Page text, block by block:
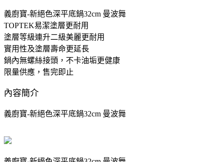
義廚寶-新絕色深平底鍋32cm 曼波舞
TOPTEK易潔塗層更耐用
塗層等級連升二級美麗更耐用
實用性及塗層壽命更延長
鍋內無螺絲接頭，不卡油垢更健康
限量供應，售完即止
內容簡介
義廚寶-新絕色深平底鍋32cm 曼波舞